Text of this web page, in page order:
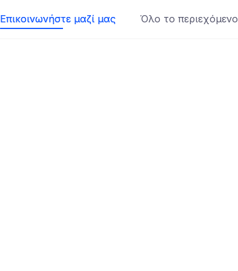
Επικοινωνήστε μαζί μας Όλο το περιεχόμενο